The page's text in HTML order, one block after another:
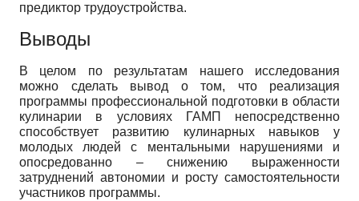
предиктор трудоустройства.
Выводы
В целом по результатам нашего исследования
можно сделать вывод о том, что реализация
программы профессиональной подготовки в области
кулинарии в условиях ГАМП непосредственно
способствует развитию кулинарных навыков у
молодых людей с ментальными нарушениями и
опосредованно – снижению выраженности
затруднений автономии и росту самостоятельности
участников программы.